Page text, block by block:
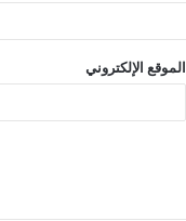
الموقع الإلكتروني